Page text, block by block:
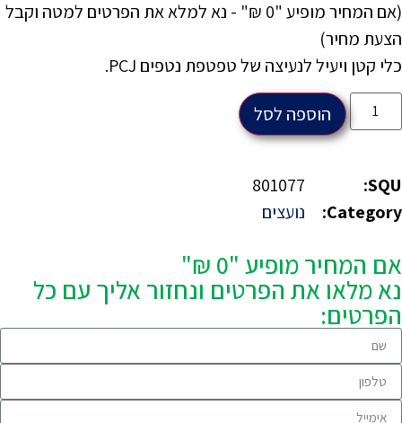
(אם המחיר מופיע "0 ₪" - נא למלא את הפרטים למטה וקבל
הצעת מחיר)
כלי קטן ויעיל לנעיצה של טפטפת נטפים PCJ.
הוספה לסל
SQU:
801077
Category:
נועצים
אם המחיר מופיע "0 ₪"
נא מלאו את הפרטים ונחזור אליך עם כל
הפרטים: